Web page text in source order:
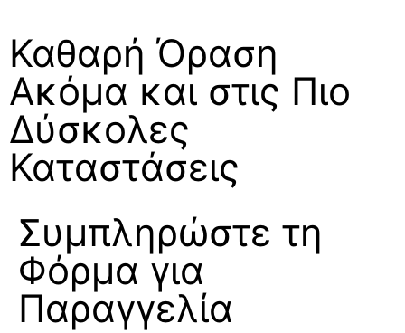
Καθαρή Όραση
Ακόμα και στις Πιο
Δύσκολες
Καταστάσεις
Συμπληρώστε τη
Φόρμα για
Παραγγελία